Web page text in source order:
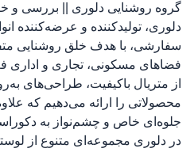
گروه روشنایی دلوری || بررسی و
دلوری، تولیدکننده و عرضه‌کننده
سفارشی، با هدف خلق روشنایی
فضاهای مسکونی، تجاری و اداری
از متریال باکیفیت، طراحی‌های
محصولاتی را ارائه می‌دهیم که
جلوه‌ای خاص و چشم‌نواز به
در دلوری مجموعه‌ای متنوع از